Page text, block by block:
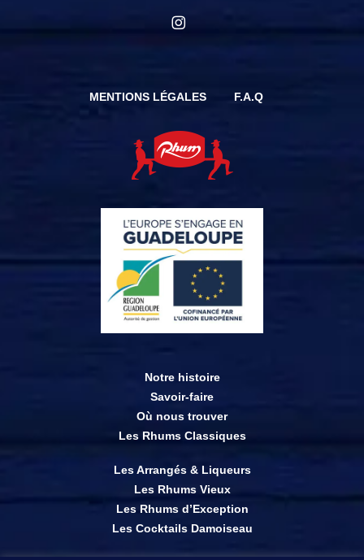
MENTIONS LÉGALES F.A.Q
Notre histoire
Savoir-faire
Où nous trouver
Les Rhums Classiques
Les Arrangés & Liqueurs
Les Rhums Vieux
Les Rhums d’Exception
Les Cocktails Damoiseau